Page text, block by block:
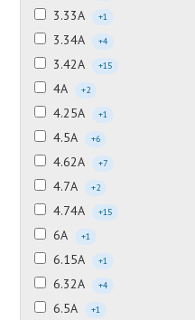
3.33А +1
3.34А +4
3.42А +15
4А +2
4.25А +1
4.5А +6
4.62А +7
4.7А +2
4.74А +15
6А +1
6.15А +1
6.32А +4
6.5А +1